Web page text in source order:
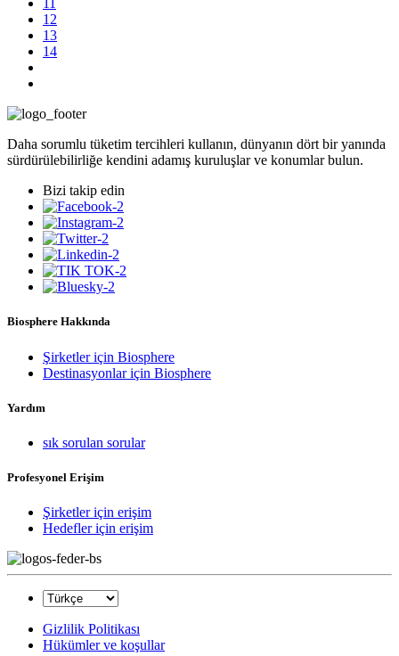
11
12
13
14
Daha sorumlu tüketim tercihleri kullanın, dünyanın dört bir yanında
sürdürülebilirliğe kendini adamış kuruluşlar ve konumlar bulun.
Bizi takip edin
Biosphere Hakkında
Şirketler için Biosphere
Destinasyonlar için Biosphere
Yardım
sık sorulan sorular
Profesyonel Erişim
Şirketler için erişim
Hedefler için erişim
Gizlilik Politikası
Hükümler ve koşullar